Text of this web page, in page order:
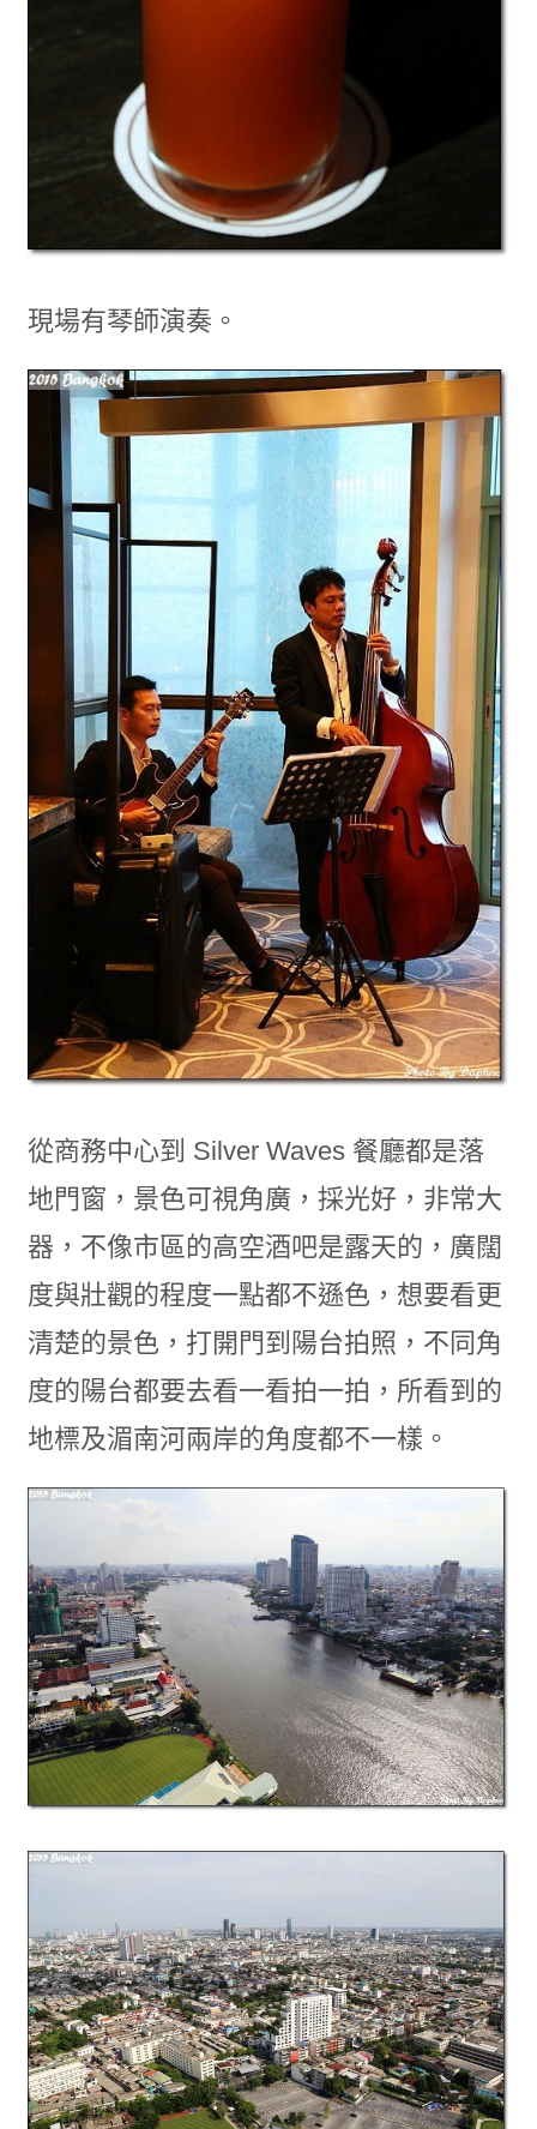
現場有琴師演奏。
從商務中心到 Silver Waves 餐廳都是落
地門窗，景色可視角廣，採光好，非常大
器，不像市區的高空酒吧是露天的，廣闊
度與壯觀的程度一點都不遜色，想要看更
清楚的景色，打開門到陽台拍照，不同角
度的陽台都要去看一看拍一拍，所看到的
地標及湄南河兩岸的角度都不一樣。